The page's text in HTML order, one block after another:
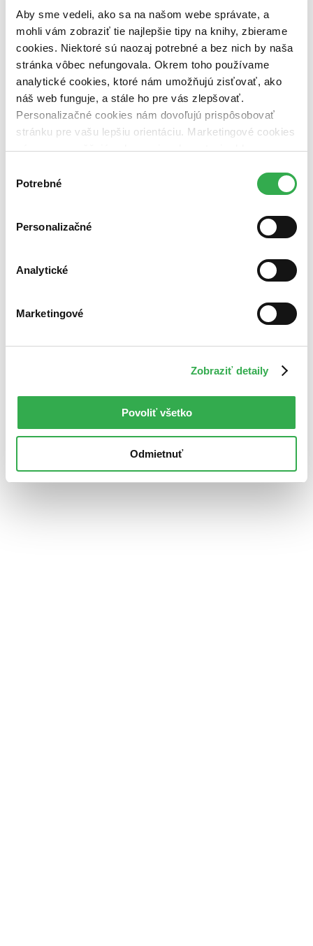
Aby sme vedeli, ako sa na našom webe správate, a
mohli vám zobraziť tie najlepšie tipy na knihy, zbierame
cookies. Niektoré sú naozaj potrebné a bez nich by naša
stránka vôbec nefungovala. Okrem toho používame
analytické cookies, ktoré nám umožňujú zisťovať, ako
náš web funguje, a stále ho pre vás zlepšovať.
Personalizačné cookies nám dovoľujú prispôsobovať
stránku pre vašu lepšiu orientáciu. Marketingové cookies
nám zas umožňujú zobrazenie relevantnej reklamy.
nám pomohlo, keby sme mohli používať všetky tieto
súhlasu
Potrebné
Personalizačné
Analytické
Marketingové
Zobraziť detaily
Povoliť všetko
Odmietnuť